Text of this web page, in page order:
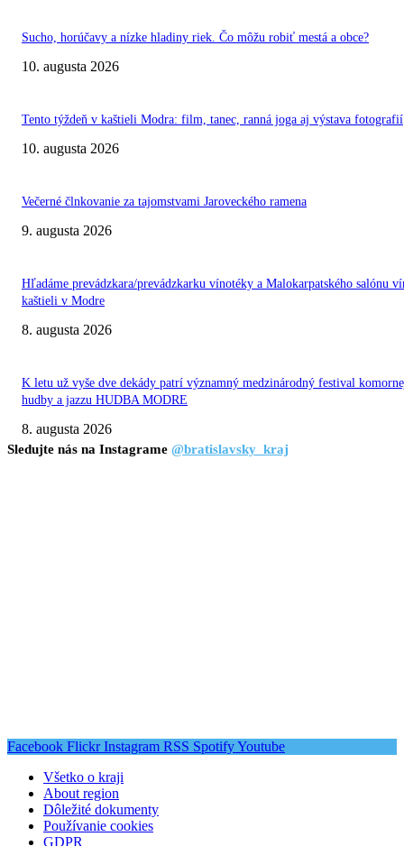
Sucho, horúčavy a nízke hladiny riek. Čo môžu robiť mestá a obce?
10. augusta 2026
Tento týždeň v kaštieli Modra: film, tanec, ranná joga aj výstava fotografií
10. augusta 2026
Večerné člnkovanie za tajomstvami Jaroveckého ramena
9. augusta 2026
Hľadáme prevádzkara/prevádzkarku vínotéky a Malokarpatského salónu
kaštieli v Modre
8. augusta 2026
K letu už vyše dve dekády patrí významný medzinárodný festival
hudby a jazzu HUDBA MODRE
8. augusta 2026
Sledujte nás na Instagrame @bratislavsky_kraj
Facebook Flickr Instagram RSS SpotifyYoutube
Všetko o kraji
About region
Dôležité dokumenty
Používanie cookies
GDPR